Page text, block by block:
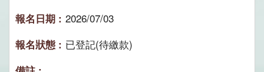
2026/07/03
已登記(待繳款)